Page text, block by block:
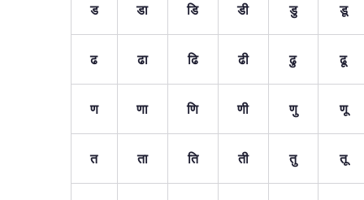
ड डा डि डी डु डू
ढ ढा ढि ढी ढु ढू
ण णा णि णी णु णू
त ता ति ती तु तू